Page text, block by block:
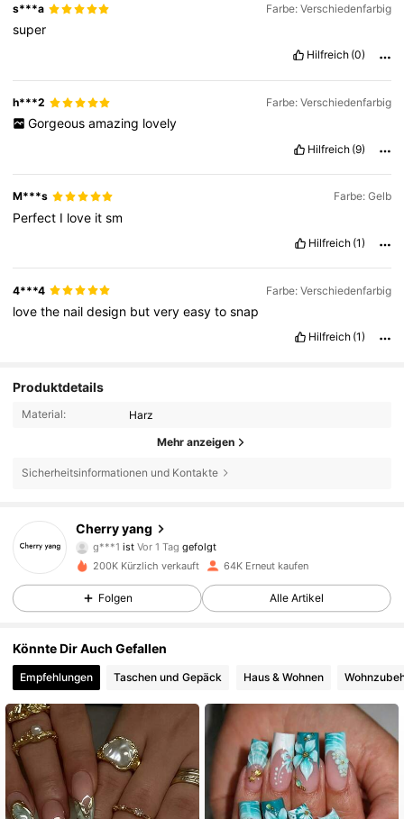
s***a Farbe: Verschiedenfarbig
super
Hilfreich (0)
h***2 Farbe: Verschiedenfarbig
Gorgeous amazing lovely
Hilfreich (9)
M***s Farbe: Gelb
Perfect I love itsm
Hilfreich (1)
4***4 Farbe: Verschiedenfarbig
lovethe naildesign butveryeasytosnap
Hilfreich (1)
Produktdetails
Material: Harz
Mehr anzeigen
Sicherheitsinformationen und Kontakte
Cherry yang
g***1 istVor 1 Tag
3***0 ist am Durchsuchen
4,85
8.1K Follower
4,85 8.1K Follower
4,85 8.1K Follower
4,85 8.1K Follower
200K Kürzlich verkauft 64K Erneut kaufen
Folgen Alle Artikel
Könnte Dir Auch Gefallen
Empfehlungen Taschen und Gepäck Haus & Wohnen